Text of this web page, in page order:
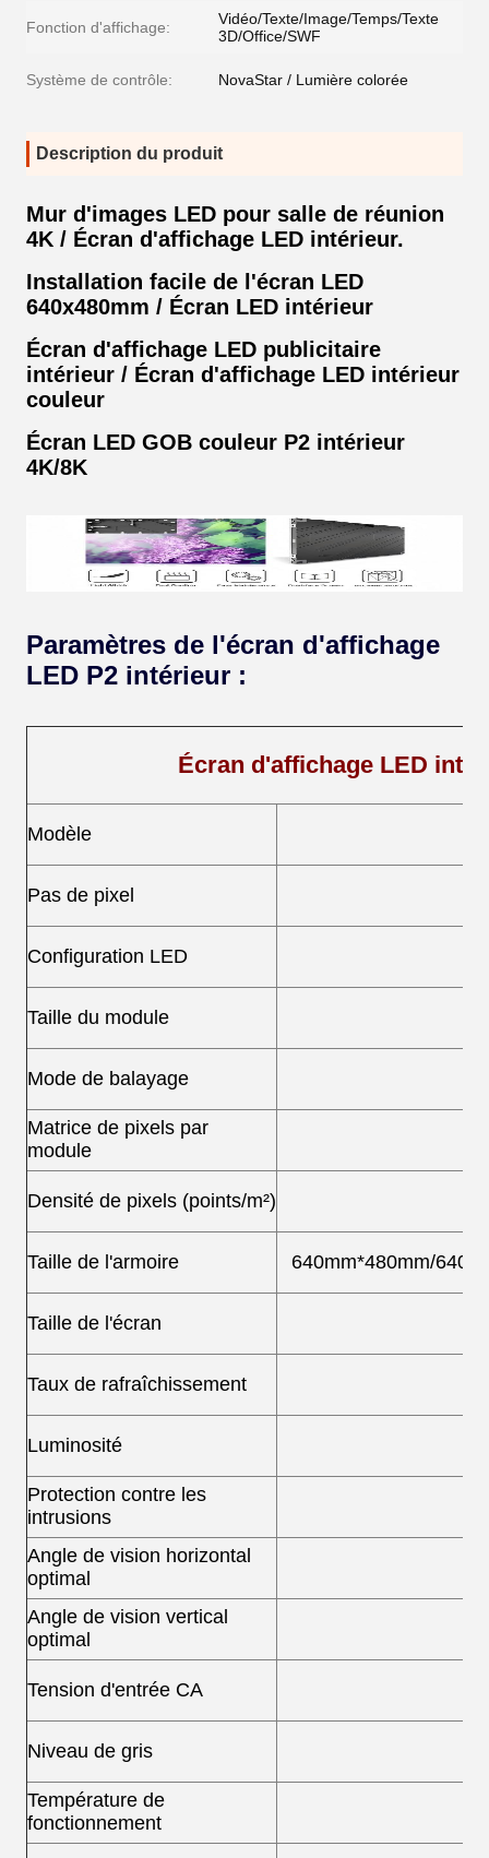
Fonction d'affichage:
Vidéo/Texte/Image/Temps/Texte
3D/Office/SWF
Système de contrôle: NovaStar / Lumière colorée
Description du produit
Mur d'images LED pour salle de réunion
4K / Écran d'affichage LED intérieur.
Installation facile de l'écran LED
640x480mm / Écran LED intérieur
Écran d'affichage LED publicitaire
intérieur / Écran d'affichage LED intérieur
couleur
Écran LED GOB couleur P2 intérieur
4K/8K
Paramètres de l'écran d'affichage
LED P2 intérieur :
Écran d'affichage LED
Modèle
Pas de pixel
Configuration LED
Taille du module
Mode de balayage
Matrice de pixels par
module
Densité de pixels (points/m²)
Taille de l'armoire 640mm*480mm/
Taille de l'écran
Taux de rafraîchissement
Luminosité
Protection contre les
intrusions
Angle de vision horizontal
optimal
Angle de vision vertical
optimal
Tension d'entrée CA
Niveau de gris
Température de
fonctionnement